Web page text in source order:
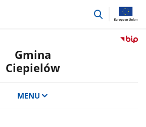
przejdź
Przejdź
Gmina
Ciepielów
MENU